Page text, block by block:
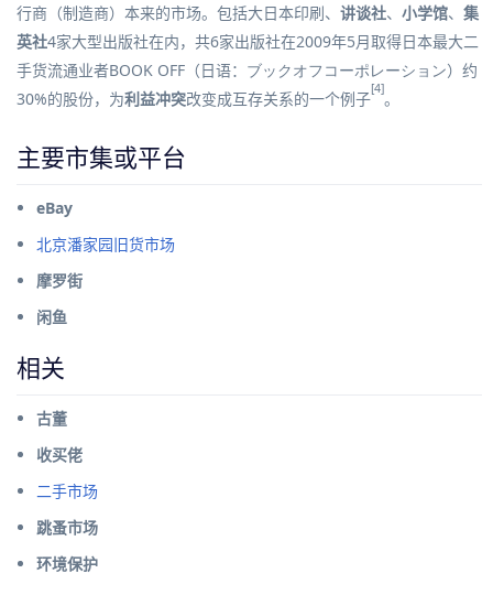
行商（制造商）本来的市场。包括大日本印刷、 讲谈社、 小学馆、 集
英社4家大型出版社在内，共6家出版社在2009年5月取得日本最大二
手货流通业者BOOK OFF （日语： ブックオフコーポレーション） 约
30%的股份，为利益冲突改变成互存关系的一个例子[4]。
主要市集或平台
eBay
北京潘家园旧货市场
摩罗街
闲鱼
相关
古董
收买佬
二手市场
跳蚤市场
环境保护